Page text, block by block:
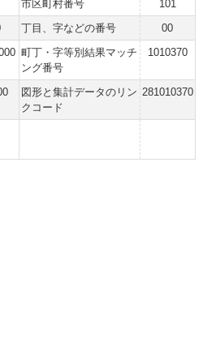
市区町村番号
101
丁目、字などの番号
00
町丁・字等別結果マッチ
ング番号
1010370
図形と集計データのリン
クコード
281010370